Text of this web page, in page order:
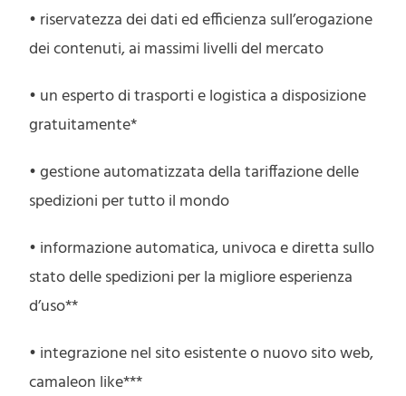
• riservatezza dei dati ed efficienza sull’erogazione
dei contenuti, ai massimi livelli del mercato
• un esperto di trasporti e logistica a disposizione
gratuitamente*
• gestione automatizzata della tariffazione delle
spedizioni per tutto il mondo
• informazione automatica, univoca e diretta sullo
stato delle spedizioni per la migliore esperienza
d’uso**
• integrazione nel sito esistente o nuovo sito web,
camaleon like***